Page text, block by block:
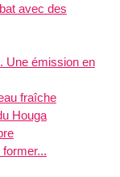
avec des
Une émission en
fraîche
Houga